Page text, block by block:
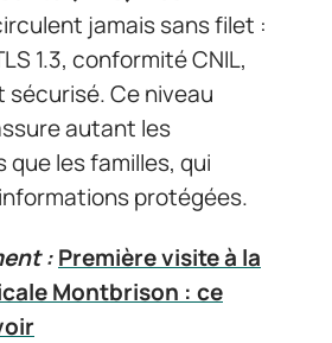
jamais sans filet :
1.3, conformité CNIL,
sécurisé. Ce niveau
autant les
les familles, qui
protégées.
:Première visite à la
Montbrison : ce